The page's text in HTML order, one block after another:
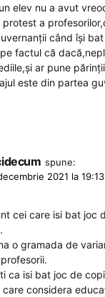
elev nu a avut
a
când își
factul că
ar pune
este din partea
spune:
2021 la 19:13
cei care isi bat joc
o gramada de
ca isi bat joc de
considera